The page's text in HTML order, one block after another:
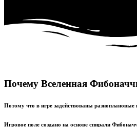
Почему Вселенная
Потому что в игре задействованы
Игровое поле создано на основе спирали